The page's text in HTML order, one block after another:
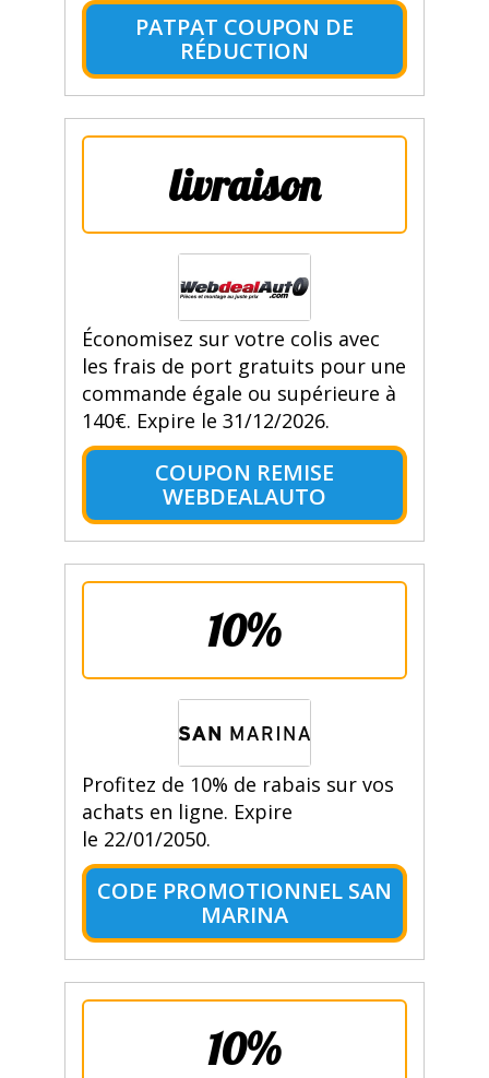
PATPAT COUPON DE
RÉDUCTION
livraison
Économisez sur votre colis avec
les frais de port gratuits pour une
commande égale ou supérieure à
140€. Expire le 31/12/2026.
COUPON REMISE
WEBDEALAUTO
10%
Profitez de 10% de rabais sur vos
achats en ligne. Expire
le 22/01/2050.
CODE PROMOTIONNEL SAN
MARINA
10%